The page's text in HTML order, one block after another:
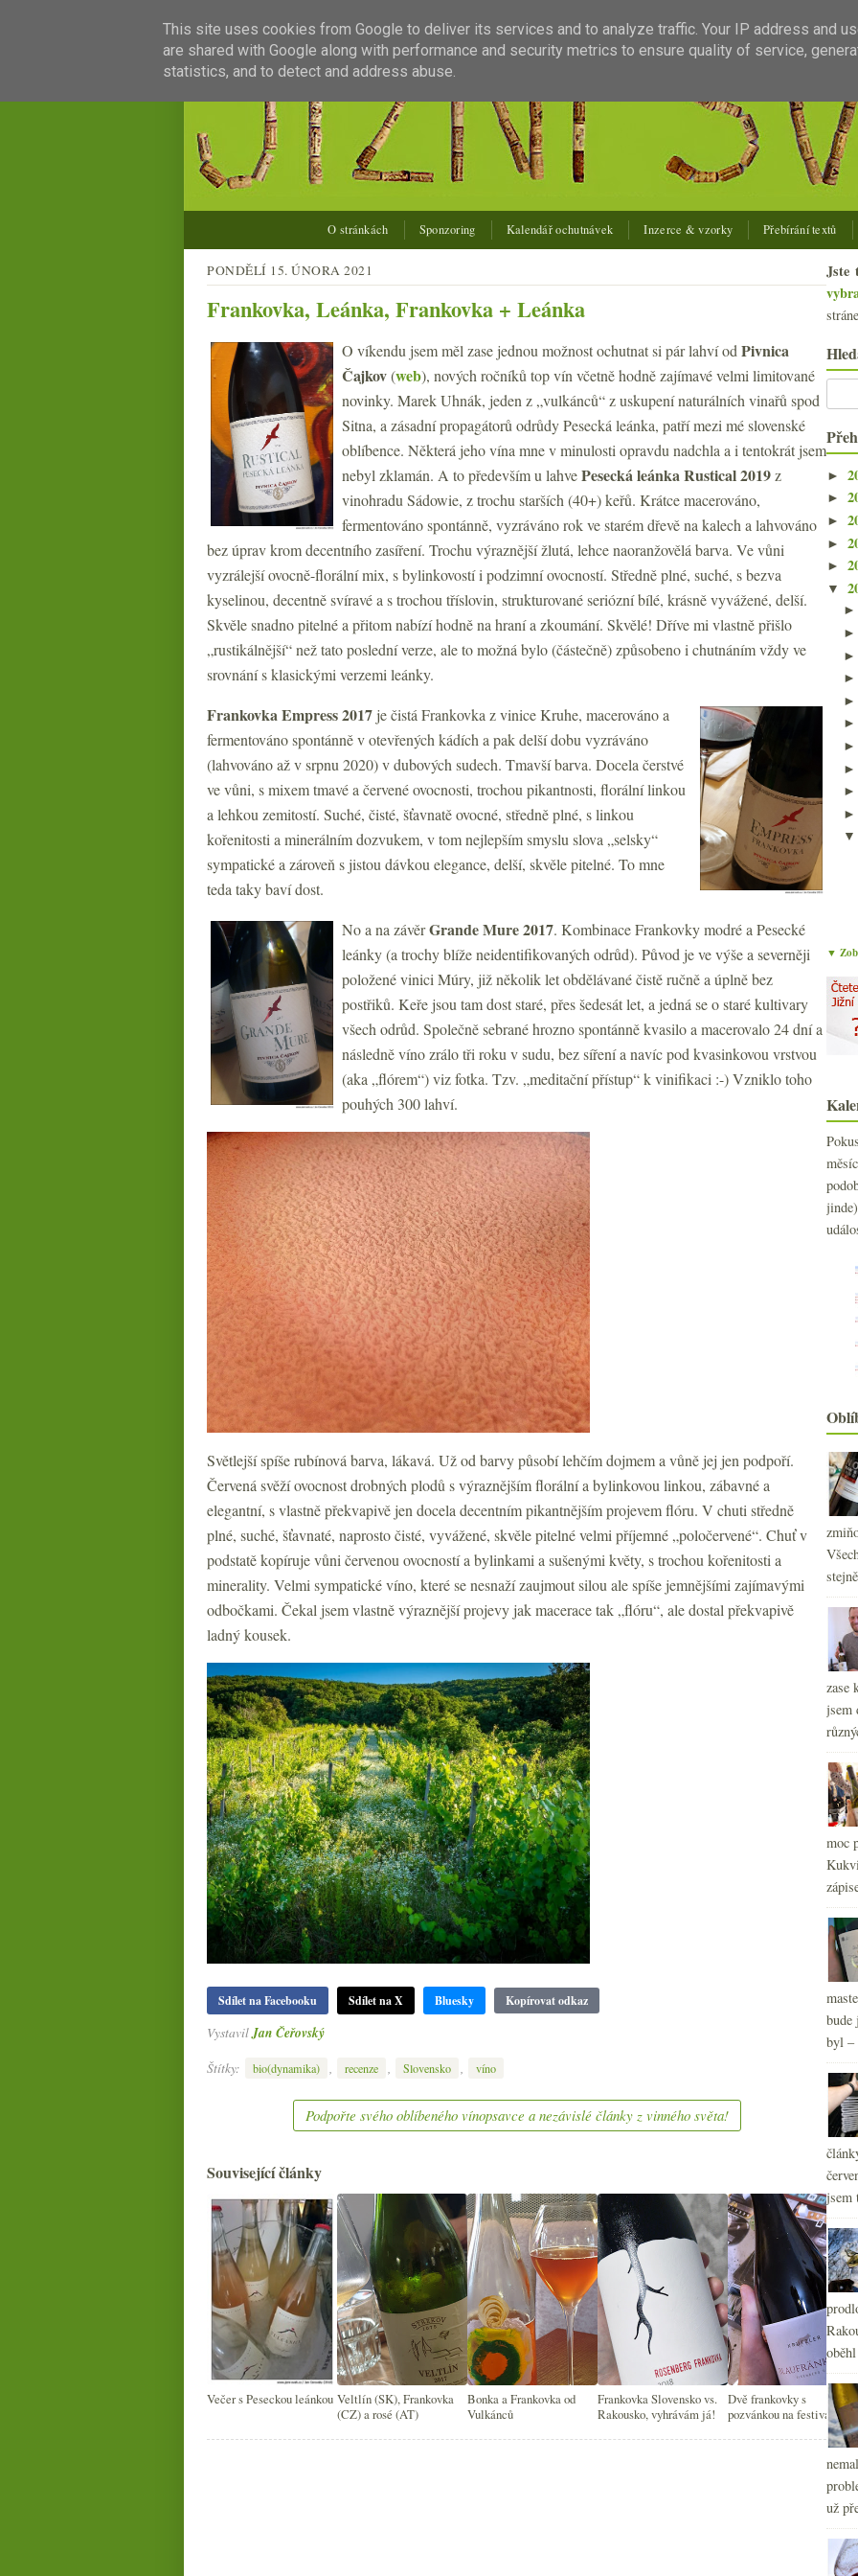
O stránkách Sponzoring Kalendář ochutnávek Inzerce & vzorky Přebírání textů
PONDĚLÍ 15. ÚNORA 2021
Frankovka, Leánka, Frankovka + Leánka
O víkendu jsem měl zase jednou možnost ochutnat si pár lahví od Pivnica
Čajkov(web), nových ročníků top vín včetně hodně zajímavé velmi limitované
novinky. Marek Uhnák, jeden z „vulkánců“ z uskupení naturálních vinařů spod
Sitna, a zásadní propagátorů odrůdy Pesecká leánka, patří mezi mé slovenské
oblíbence. Některá jeho vína mne v minulosti opravdu nadchla a i tentokrát jsem
nebyl zklamán. A to především u lahvePesecká leánka Rustical 2019z
vinohradu Sádowie, z trochu starších (40+) keřů. Krátce macerováno,
fermentováno spontánně, vyzráváno rok ve starém dřevě na kalech a lahvováno
bez úprav krom decentního zasíření. Trochu výraznější žlutá, lehce naoranžovělá barva. Ve vůni
vyzrálejší ovocně-florální mix, s bylinkovostí i podzimní ovocností. Středně plné, suché, s bezva
kyselinou, decentně svíravé a s trochou tříslovin, strukturované seriózní bílé, krásně vyvážené, delší.
Skvěle snadno pitelné a přitom nabízí hodně na hraní a zkoumání. Skvělé! Dříve mi vlastně přišlo
„rustikálnější“ než tato poslední verze, ale to možná bylo (částečně) způsobeno i chutnáním vždy ve
srovnání s klasickými verzemi leánky.
Frankovka Empress 2017 je čistá Frankovka z vinice Kruhe, macerováno a
fermentováno spontánně v otevřených kádích a pak delší dobu vyzráváno
(lahvováno až v srpnu 2020) v dubových sudech. Tmavší barva. Docela čerstvé
ve vůni, s mixem tmavé a červené ovocnosti, trochou pikantnosti, florální linkou
a lehkou zemitostí. Suché, čisté, šťavnatě ovocné, středně plné, s linkou
kořenitosti a minerálním dozvukem, v tom nejlepším smyslu slova „selsky“
sympatické a zároveň s jistou dávkou elegance, delší, skvěle pitelné. To mne
teda taky baví dost.
No a na závěrGrande Mure 2017. Kombinace Frankovky modré a Pesecké
leánky (a trochy blíže neidentifikovaných odrůd). Původ je ve výše a severněji
položené vinici Múry, již několik let obdělávané čistě ručně a úplně bez
postřiků. Keře jsou tam dost staré, přes šedesát let, a jedná se o staré kultivary
všech odrůd. Společně sebrané hrozno spontánně kvasilo a macerovalo 24 dní a
následně víno zrálo tři roku v sudu, bez síření a navíc pod kvasinkovou vrstvou
(aka „flórem“) viz fotka. Tzv. „meditační přístup“ k vinifikaci :-) Vzniklo toho
pouhých 300 lahví.
Světlejší spíše rubínová barva, lákavá. Už od barvy působí lehčím dojmem a vůně jej jen podpoří.
Červená svěží ovocnost drobných plodů s výraznějším florální a bylinkovou linkou, zábavné a
elegantní, s vlastně překvapivě jen docela decentním pikantnějším projevem flóru. V chuti středně
plné, suché, šťavnaté, naprosto čisté, vyvážené, skvěle pitelné velmi příjemné „poločervené“. Chuť v
podstatě kopíruje vůni červenou ovocností a bylinkami a sušenými květy, s trochou kořenitosti a
minerality. Velmi sympatické víno, které se nesnaží zaujmout silou ale spíše jemnějšími zajímavými
odbočkami. Čekal jsem vlastně výraznější projevy jak macerace tak „flóru“, ale dostal překvapivě
ladný kousek.
Sdílet na Facebooku Sdílet na X Bluesky Kopírovat odkaz
VystavilJan Čeřovský
Štítky:
bio(dynamika) recenze Slovensko víno
Podpořte svého oblíbeného vínopsavce a nezávislé články z vinného světa!
Související články
Večer s Peseckou leánkou Veltlín (SK), Frankovka
(CZ) a rosé (AT)
Bonka a Frankovka od
Vulkánců
Frankovka Slovensko vs.
Rakousko, vyhrávám já!
Dvě frankovky s
pozvánkou na festival,
degustace a konferenci
Jste
►
►
►
►
►
▼
►
►
►
►
►
►
►
►
►
►
▼
zase
jsem
moc
bude
byl –
jsem
už
This site uses cookies from Google to deliver its services and to analyze traffic. Your IP address and
are shared with Google along with performance and security metrics to ensure quality of service,
statistics, and to detect and address abuse.